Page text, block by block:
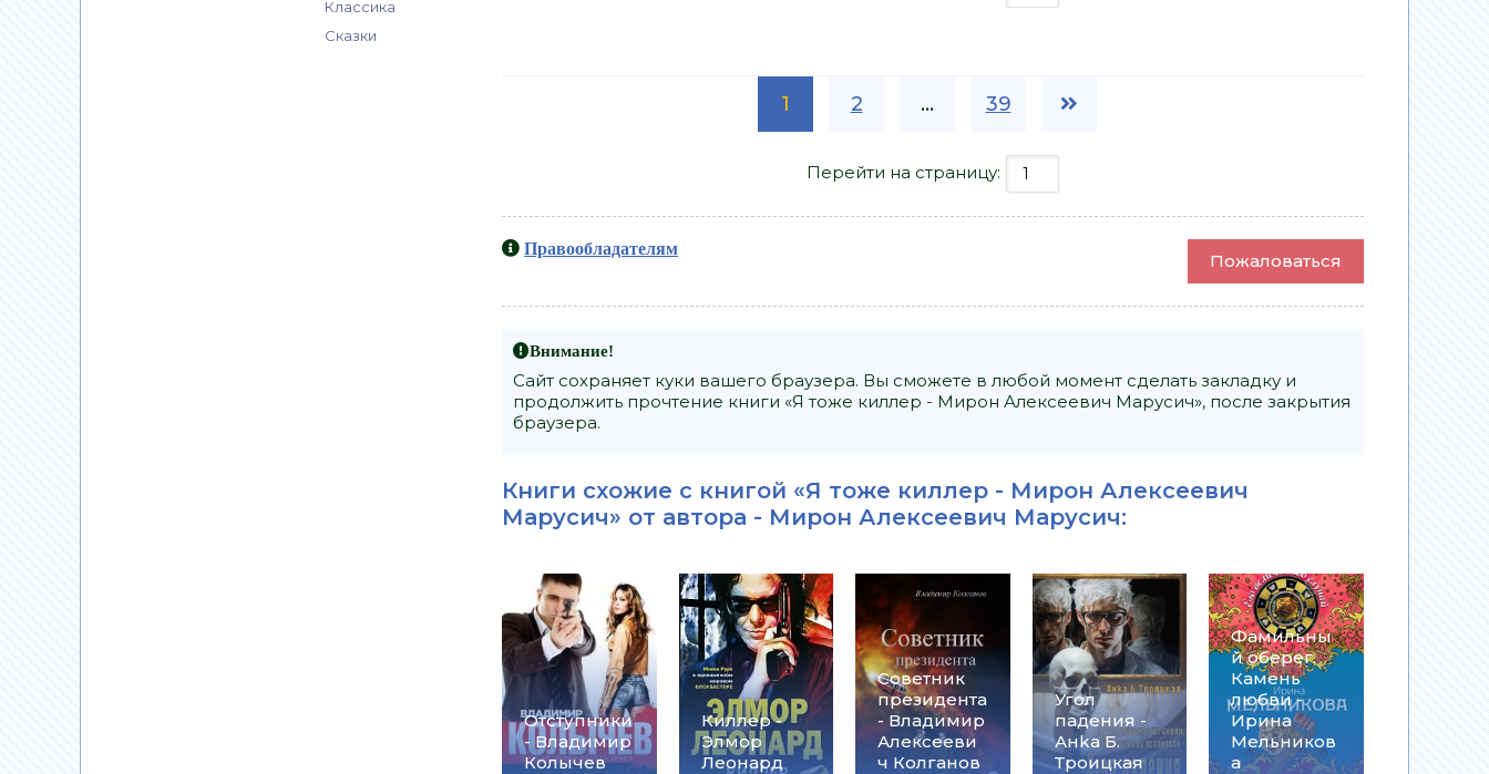
Классика
Сказки
1 2 ... 39
Перейти на страницу:
Правообладателям
Пожаловаться
Внимание!
Сайт сохраняет куки вашего браузера. Вы сможете в любой момент сделать закладку и
продолжить прочтение книги «Я тоже киллер - Мирон Алексеевич Марусич», после закрытия
браузера.
Книги схожие с книгой «Я тоже киллер - Мирон Алексеевич
Марусич» от автора - Мирон Алексеевич Марусич:
Отступники
- Владимир
Колычев
Киллер -
Элмор
Леонард
Советник
президента
- Владимир
Алексееви
ч Колганов
Угол
падения -
Анkа Б.
Троицкая
Фамильны
й оберег.
Камень
любви -
Ирина
Мельников
а